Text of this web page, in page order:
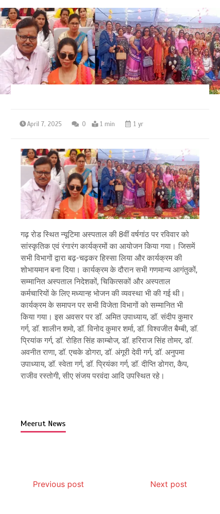
April 7, 2025 0 1 min 1 yr
गढ़ रोड स्थित न्यूटिमा अस्पताल की 8वीं वर्षगांठ पर रविवार को
सांस्कृतिक एवं रंगारंग कार्यक्रमों का आयोजन किया गया। जिसमें
सभी विभागों द्वारा बढ़-चढ़कर हिस्सा लिया और कार्यक्रम की
शोभायमान बना दिया। कार्यक्रम के दौरान सभी गणमान्य आगंतुकों,
सम्मानित अस्पताल निदेशकों, चिकित्सकों और अस्पताल
कर्मचारियों के लिए मध्यान्ह भोजन की व्यवस्था भी की गई थी।
कार्यक्रम के समापन पर सभी विजेता विभागों को सम्मानित भी
किया गया। इस अवसर पर डॉ. अमित उपाध्याय, डॉ. संदीप कुमार
गर्ग, डॉ. शालीन शमो, डॉ. विनोद कुमार शर्मा, डॉ. विश्वजीत बैम्बी, डॉ.
प्रियांक गर्ग, डॉ. रोहित सिंह काम्बोज, डॉ. हरिराज सिंह तोमर, डॉ.
अवनीत राणा, डॉ. एचके डोगरा, डॉ. अंगूरी देवी गर्ग, डॉ. अनुपमा
उपाध्याय, डॉ. स्वेता गर्ग, डॉ. प्रियंका गर्ग, डॉ. दीप्ति डोगरा, कैप,
राजीव रस्तोगी, सीए संजय परवंदा आदि उपस्थित रहे।
Meerut News
Previous post Next post